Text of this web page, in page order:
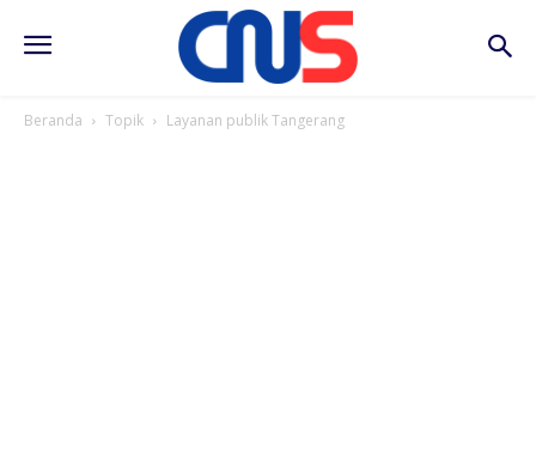
Beranda Topik Layanan publik Tangerang